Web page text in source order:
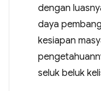
dengan
daya
kesiapan
seluk beluk